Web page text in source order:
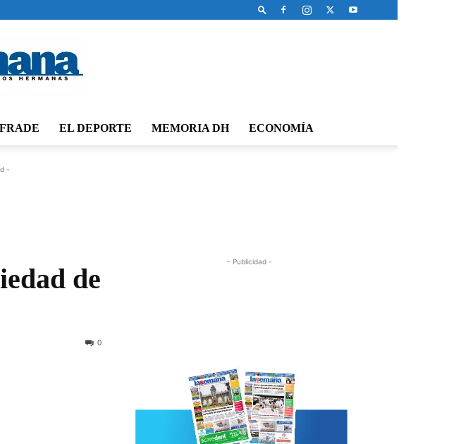
EL DEPORTE MEMORIA DH ECONOMÍA
-
de
0
- Publicidad -